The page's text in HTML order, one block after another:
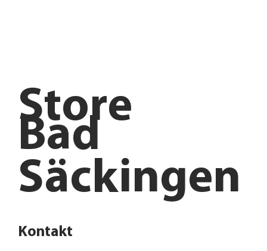
Kontakt
Bad
Säckingen
Store